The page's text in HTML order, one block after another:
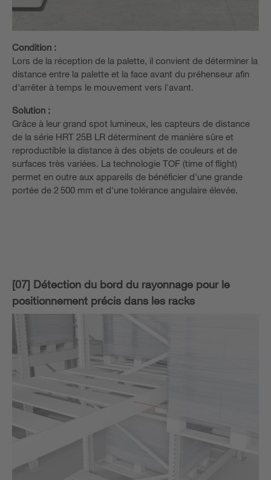
Condition :
Lors de la réception de la palette, il convient de déterminer la
distance entre la palette et la face avant du préhenseur afin
d'arrêter à temps le mouvement vers l'avant.
Solution :
Grâce à leur grand spot lumineux, les capteurs de distance
de la série HRT 25B LR déterminent de manière sûre et
reproductible la distance à des objets de couleurs et de
surfaces très variées. La technologie TOF (time of flight)
permet en outre aux appareils de bénéficier d'une grande
portée de 2 500 mm et d'une tolérance angulaire élevée.
[07] Détection du bord du rayonnage pour le
positionnement précis dans les racks